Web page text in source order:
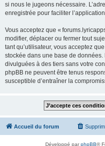
si nous le jugeons nécessaire.
enregistrée pour faciliter
Vous acceptez que «
modifier, déplacer ou fermer tout
tant qu’utilisateur, vous acceptez
stockée dans une base de
divulguées à des tiers sans votre
phpBB ne peuvent être tenus
susceptible d’entraîner la
Accueil du forum
Développé parphpBB®